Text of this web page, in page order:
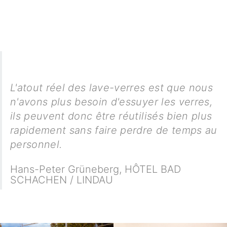
L'atout réel des lave-verres est que nous
n'avons plus besoin d'essuyer les verres,
ils peuvent donc être réutilisés bien plus
rapidement sans faire perdre de temps au
personnel.
Hans-Peter Grüneberg, HÔTEL BAD
SCHACHEN / LINDAU